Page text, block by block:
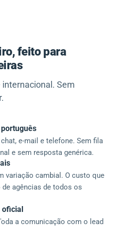
feito para
Sem
e-mail e telefone. Sem fila
e sem resposta genérica.
variação cambial. O custo que
agências de todos os
a comunicação com o lead